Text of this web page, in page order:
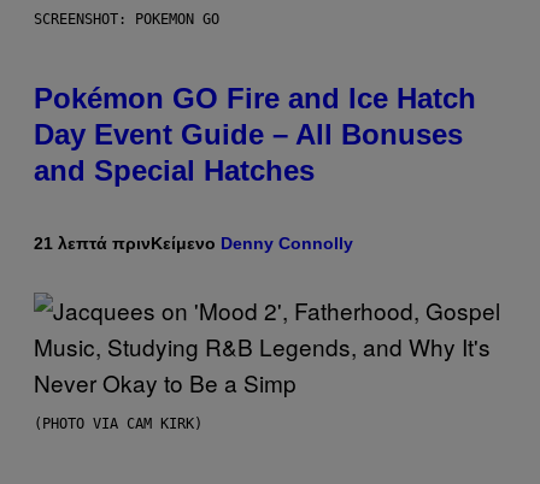
SCREENSHOT: POKEMON GO
Pokémon GO Fire and Ice Hatch
Day Event Guide – All Bonuses
and Special Hatches
21 λεπτά πρινΚείμενο Denny Connolly
(PHOTO VIA CAM KIRK)